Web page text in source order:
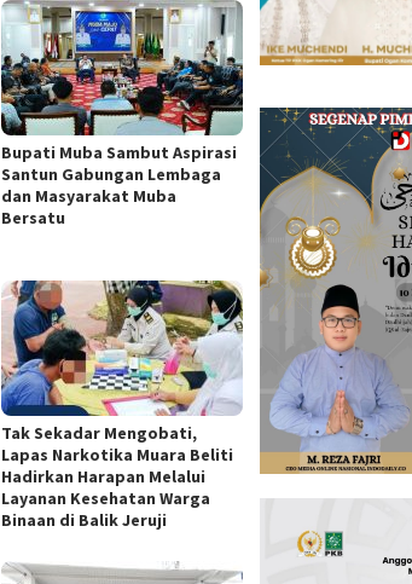
Bupati Muba Sambut Aspirasi
Santun Gabungan Lembaga
dan Masyarakat Muba
Bersatu
Tak Sekadar Mengobati,
Lapas Narkotika Muara Beliti
Hadirkan Harapan Melalui
Layanan Kesehatan Warga
Binaan di Balik Jeruji